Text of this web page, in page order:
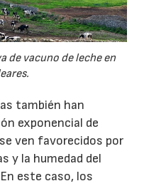
de vacuno de leche en
también han
exponencial de
ven favorecidos por
y la humedad del
este caso, los